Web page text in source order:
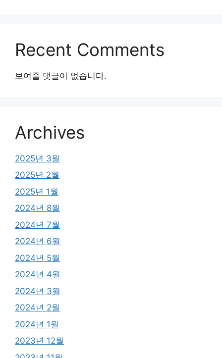
Recent Comments
보여줄 댓글이 없습니다.
Archives
2025년 3월
2025년 2월
2025년 1월
2024년 8월
2024년 7월
2024년 6월
2024년 5월
2024년 4월
2024년 3월
2024년 2월
2024년 1월
2023년 12월